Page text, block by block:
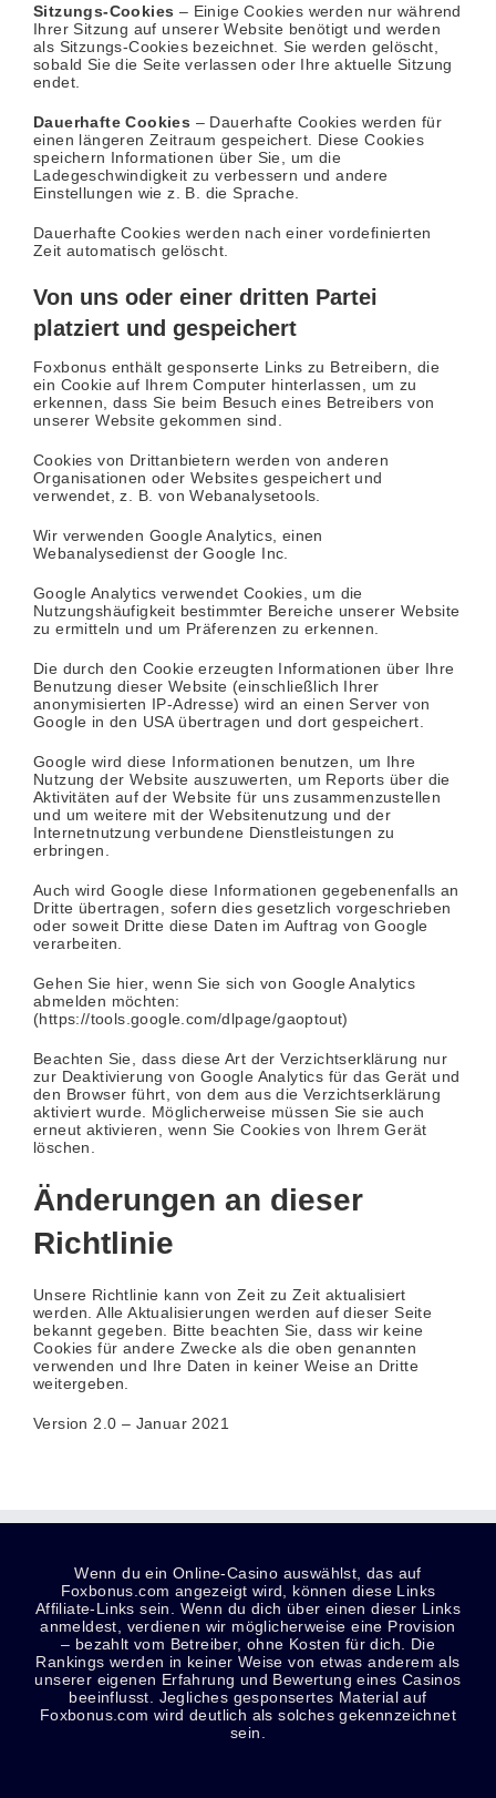
Sitzungs-Cookies – Einige Cookies werden nur während
Ihrer Sitzung auf unserer Website benötigt und werden
als Sitzungs-Cookies bezeichnet. Sie werden gelöscht,
sobald Sie die Seite verlassen oder Ihre aktuelle Sitzung
endet.
Dauerhafte Cookies – Dauerhafte Cookies werden für
einen längeren Zeitraum gespeichert. Diese Cookies
speichern Informationen über Sie, um die
Ladegeschwindigkeit zu verbessern und andere
Einstellungen wie z. B. die Sprache.
Dauerhafte Cookies werden nach einer vordefinierten
Zeit automatisch gelöscht.
Von uns oder einer dritten Partei
platziert und gespeichert
Foxbonus enthält gesponserte Links zu Betreibern, die
ein Cookie auf Ihrem Computer hinterlassen, um zu
erkennen, dass Sie beim Besuch eines Betreibers von
unserer Website gekommen sind.
Cookies von Drittanbietern werden von anderen
Organisationen oder Websites gespeichert und
verwendet, z. B. von Webanalysetools.
Wir verwenden Google Analytics, einen
Webanalysedienst der Google Inc.
Google Analytics verwendet Cookies, um die
Nutzungshäufigkeit bestimmter Bereiche unserer Website
zu ermitteln und um Präferenzen zu erkennen.
Die durch den Cookie erzeugten Informationen über Ihre
Benutzung dieser Website (einschließlich Ihrer
anonymisierten IP-Adresse) wird an einen Server von
Google in den USA übertragen und dort gespeichert.
Google wird diese Informationen benutzen, um Ihre
Nutzung der Website auszuwerten, um Reports über die
Aktivitäten auf der Website für uns zusammenzustellen
und um weitere mit der Websitenutzung und der
Internetnutzung verbundene Dienstleistungen zu
erbringen.
Auch wird Google diese Informationen gegebenenfalls an
Dritte übertragen, sofern dies gesetzlich vorgeschrieben
oder soweit Dritte diese Daten im Auftrag von Google
verarbeiten.
Gehen Sie hier, wenn Sie sich von Google Analytics
abmelden möchten:
(https://tools.google.com/dlpage/gaoptout)
Beachten Sie, dass diese Art der Verzichtserklärung nur
zur Deaktivierung von Google Analytics für das Gerät und
den Browser führt, von dem aus die Verzichtserklärung
aktiviert wurde. Möglicherweise müssen Sie sie auch
erneut aktivieren, wenn Sie Cookies von Ihrem Gerät
löschen.
Änderungen an dieser
Richtlinie
Unsere Richtlinie kann von Zeit zu Zeit aktualisiert
werden. Alle Aktualisierungen werden auf dieser Seite
bekannt gegeben. Bitte beachten Sie, dass wir keine
Cookies für andere Zwecke als die oben genannten
verwenden und Ihre Daten in keiner Weise an Dritte
weitergeben.
Version 2.0 – Januar 2021
Wenn du ein Online-Casino auswählst, das auf
Foxbonus.com angezeigt wird, können diese Links
Affiliate-Links sein. Wenn du dich über einen dieser Links
anmeldest, verdienen wir möglicherweise eine Provision
– bezahlt vom Betreiber, ohne Kosten für dich. Die
Rankings werden in keiner Weise von etwas anderem als
unserer eigenen Erfahrung und Bewertung eines Casinos
beeinflusst. Jegliches gesponsertes Material auf
Foxbonus.com wird deutlich als solches gekennzeichnet
sein.